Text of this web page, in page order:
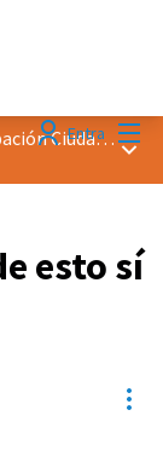
EntraDistinción &quot;Buena Práctica en Participación Ciudadana&quot; 2025
esto sí